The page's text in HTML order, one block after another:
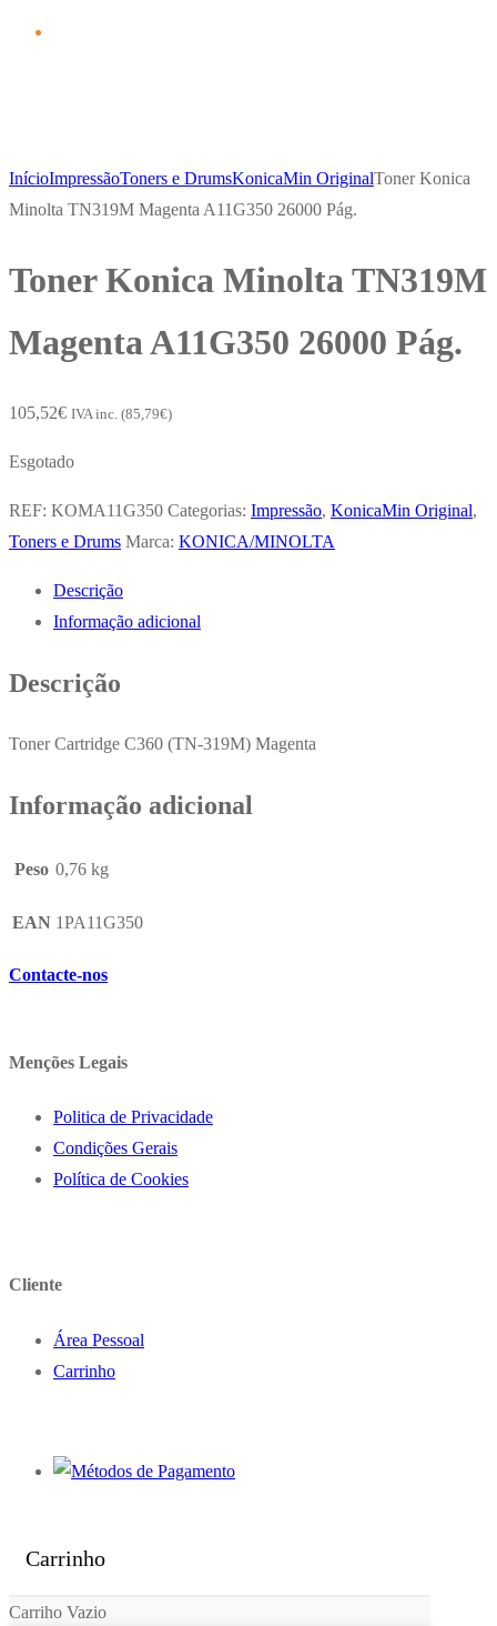
InícioImpressãoToners e DrumsKonicaMin OriginalToner Konica
Minolta TN319M Magenta A11G350 26000 Pág.
Toner Konica Minolta TN319M
Magenta A11G350 26000 Pág.
105,52€ IVA inc. (85,79€)
Esgotado
REF: KOMA11G350 Categorias: Impressão, KonicaMin Original,
Toners e Drums Marca: KONICA/MINOLTA
Descrição
Informação adicional
Descrição
Toner Cartridge C360 (TN-319M) Magenta
Informação adicional
Peso 0,76 kg
EAN 1PA11G350
Contacte-nos
Menções Legais
Politica de Privacidade
Condições Gerais
Política de Cookies
Cliente
Área Pessoal
Carrinho
Carrinho
Carriho Vazio